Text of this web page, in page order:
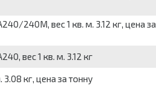
240М, вес 1 кв. м. 3.12 кг, цена за
вес 1 кв. м. 3.12 кг
кг, цена за тонну